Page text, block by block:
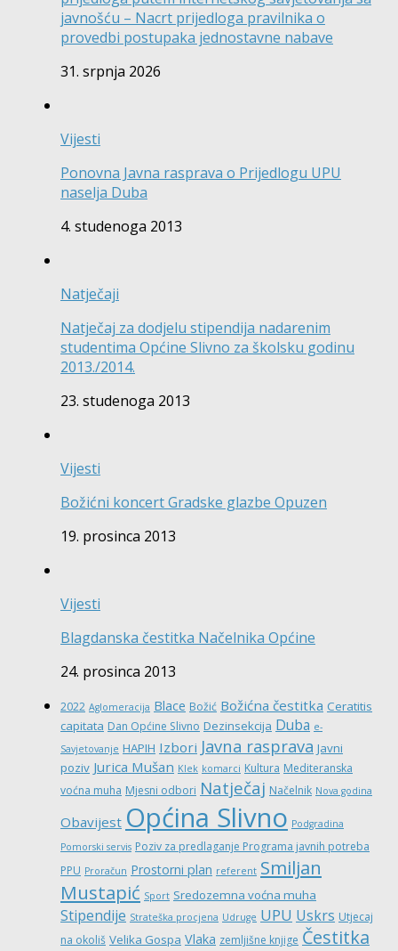
javnošću – Nacrt prijedloga pravilnika o
provedbi postupaka jednostavne nabave
31. srpnja 2026
Vijesti
Ponovna Javna rasprava o Prijedlogu UPU
naselja Duba
4. studenoga 2013
Natječaji
Natječaj za dodjelu stipendija nadarenim
studentima Općine Slivno za školsku godinu
2013./2014.
23. studenoga 2013
Vijesti
Božićni koncert Gradske glazbe Opuzen
19. prosinca 2013
Vijesti
Blagdanska čestitka Načelnika Općine
24. prosinca 2013
2022 Aglomeracija Blace Božić Božićna čestitka Ceratitis
capitata Dan Općine Slivno Dezinsekcija Duba e-
Savjetovanje HAPIH Izbori Javna rasprava Javni
poziv Jurica Mušan Klek komarci Kultura Mediteranska
voćna muha Mjesni odbori Natječaj Načelnik Nova godina
Obavijest Općina Slivno Podgradina
Pomorski servis Poziv za predlaganje Programa javnih potreba
PPU Proračun Prostorni plan referent Smiljan
Mustapić Sport Sredozemna voćna muha
Stipendije Strateška procjena Udruge UPU Uskrs Utjecaj
na okoliš Velika Gospa Vlaka zemljišne knjige Čestitka